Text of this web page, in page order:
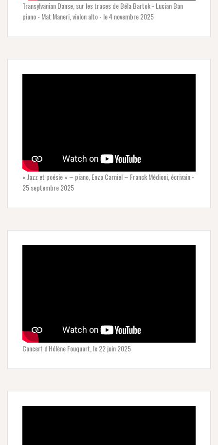
Transylvanian Danse, sur les traces de Béla Bartok - Lucian Ban
piano - Mat Maneri, violon alto - le 4 novembre 2025
« Jazz et poésie » – piano, Enzo Carniel – Franck Médioni, écrivain -
25 septembre 2025
Concert d'Hélène Fouquart, le 22 juin 2025